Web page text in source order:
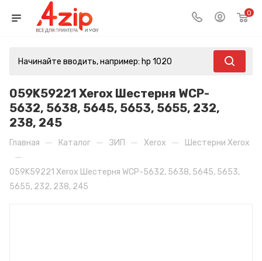
0
059K59221 Xerox Шестерня WCP-
5632, 5638, 5645, 5653, 5655, 232,
238, 245
Главная — Каталог — ЗИП — Xerox — Шестерни Xerox
—
059K59221 Xerox Шестерня WCP-5632, 5638, 5645, 5653,
5655, 232, 238, 245